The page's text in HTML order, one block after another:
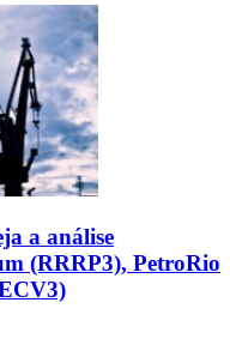
a análise
(RRRP3), PetroRio